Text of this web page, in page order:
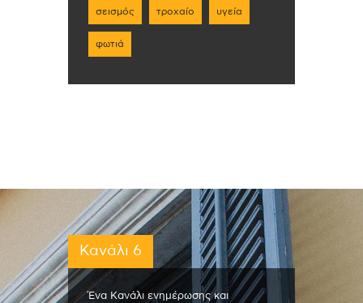
σεισμός τροχαίο υγεία
φωτιά
Κανάλι 6
Ένα Κανάλι ενημέρωσης και